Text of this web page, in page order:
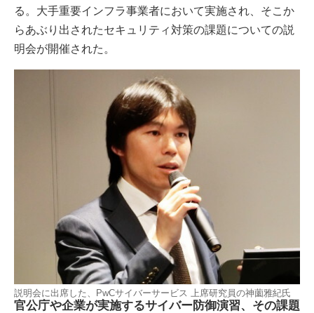
る。大手重要インフラ事業者において実施され、そこか
らあぶり出されたセキュリティ対策の課題についての説
明会が開催された。
説明会に出席した、PwCサイバーサービス 上席研究員の神薗雅紀氏
官公庁や企業が実施するサイバー防御演習、その課題